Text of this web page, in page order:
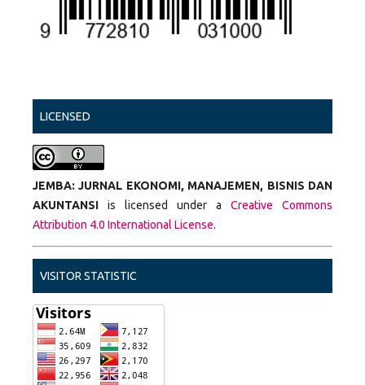
LICENSED
JEMBA: JURNAL EKONOMI, MANAJEMEN, BISNIS DAN
AKUNTANSIis licensed under aCreative Commons
Attribution 4.0 International License.
VISITOR STATISTIC